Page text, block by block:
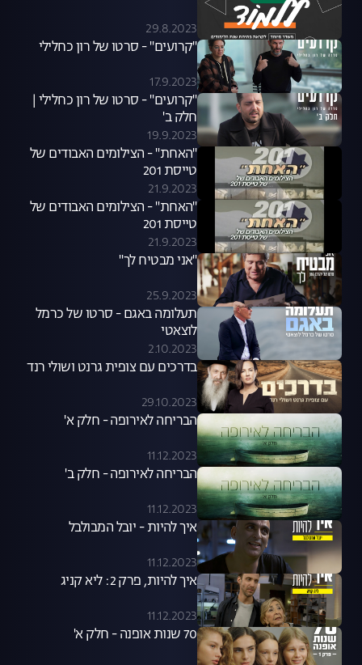
29.8.2023
"קרועים" - סרטו של רון כחלילי
17.9.2023
"קרועים" - סרטו של רון כחלילי |
חלק ב'
19.9.2023
"האחת" - הצילומים האבודים של
טייסת 201
21.9.2023
"האחת" - הצילומים האבודים של
טייסת 201
21.9.2023
"אני מבטיח לך"
25.9.2023
תעלומה באגם - סרטו של כרמל
לוצאטי
2.10.2023
בדרכים עם צופית גרנט ושולי רנד
29.10.2023
הבריחה לאירופה - חלק א'
11.12.2023
הבריחה לאירופה - חלק ב'
11.12.2023
איך להיות - יובל המבולבל
11.12.2023
איך להיות, פרק 2: ליא קניג
11.12.2023
70 שנות אופנה - חלק א'